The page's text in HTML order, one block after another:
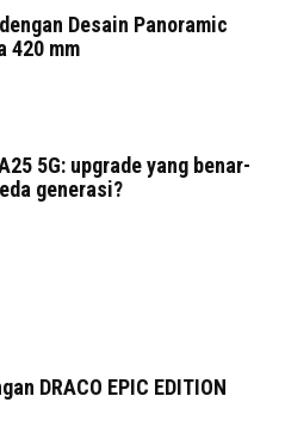
Desain Panoramic
420 mm
5G: upgrade yang benar-
generasi?
DRACO EPIC EDITION